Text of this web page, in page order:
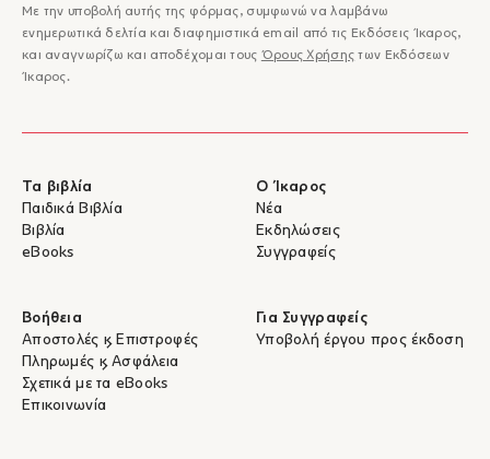
Με την υποβολή αυτής της φόρμας, συμφωνώ να λαμβάνω
ενημερωτικά δελτία και διαφημιστικά email από τις Εκδόσεις Ίκαρος,
και αναγνωρίζω και αποδέχομαι τους Όρους Χρήσης των Εκδόσεων
Ίκαρος.
Τα βιβλία
Παιδικά Βιβλία
Βιβλία
eBooks
Ο Ίκαρος
Νέα
Εκδηλώσεις
Συγγραφείς
Βοήθεια
Αποστολές & Επιστροφές
Πληρωμές & Ασφάλεια
Σχετικά με τα eBooks
Επικοινωνία
Για Συγγραφείς
Υποβολή έργου προς έκδοση